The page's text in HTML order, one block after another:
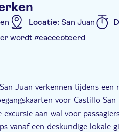
kolonisatie begon en
Plaza de Armas,
invloed onthullen.
het eiland de ‘poort
Estrecha en verken de
(El Morro), het 16e-
naar verhalen over piraten
van maximaal 15 gasten
Locatie: San Juan
wordt geaccepteerd
Juan verkennen tijdens
voor Castillo
aan wal voor
vanaf een deskundige lokale